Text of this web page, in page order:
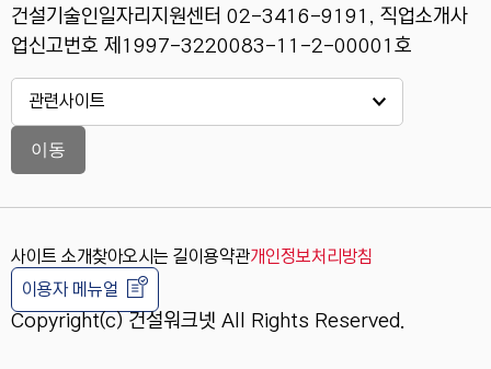
건설기술인일자리지원센터 02-3416-9191, 직업소개사
업신고번호 제1997-3220083-11-2-00001호
이동
사이트 소개찾아오시는 길이용약관개인정보처리방침
이용자 메뉴얼
Copyright(c) 건설워크넷 All Rights Reserved.